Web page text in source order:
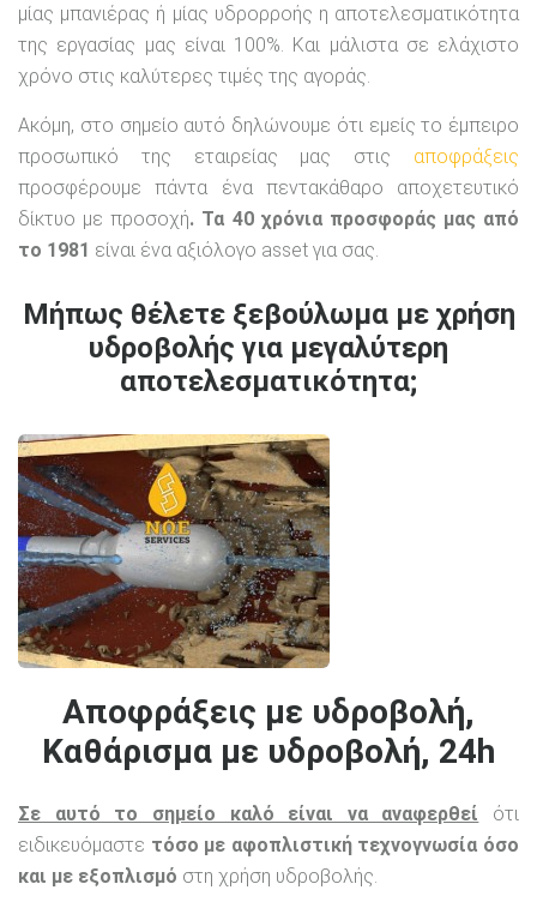
μίας μπανιέρας ή μίας υδρορροής η αποτελεσματικότητα
της εργασίας μας είναι 100%. Και μάλιστα σε ελάχιστο
χρόνο στις καλύτερες τιμές της αγοράς.
Ακόμη, στο σημείο αυτό δηλώνουμε ότι εμείς το έμπειρο
προσωπικό της εταιρείας μας στις αποφράξεις
προσφέρουμε πάντα ένα πεντακάθαρο αποχετευτικό
δίκτυο με προσοχή. Τα 40 χρόνια προσφοράς μας από
το 1981 είναι ένα αξιόλογο asset για σας.
Μήπως θέλετε ξεβούλωμα με χρήση
υδροβολής για μεγαλύτερη
αποτελεσματικότητα;
Αποφράξεις με υδροβολή,
Καθάρισμα με υδροβολή, 24h
Σε αυτό το σημείο καλό είναι να αναφερθεί ότι
ειδικευόμαστε τόσο με αφοπλιστική τεχνογνωσία όσο
και με εξοπλισμό στη χρήση υδροβολής.